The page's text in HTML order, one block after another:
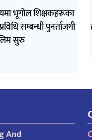
भूगोल शिक्षकहरूका
सम्बन्धी पुनर्ताजगी
सुरु
And